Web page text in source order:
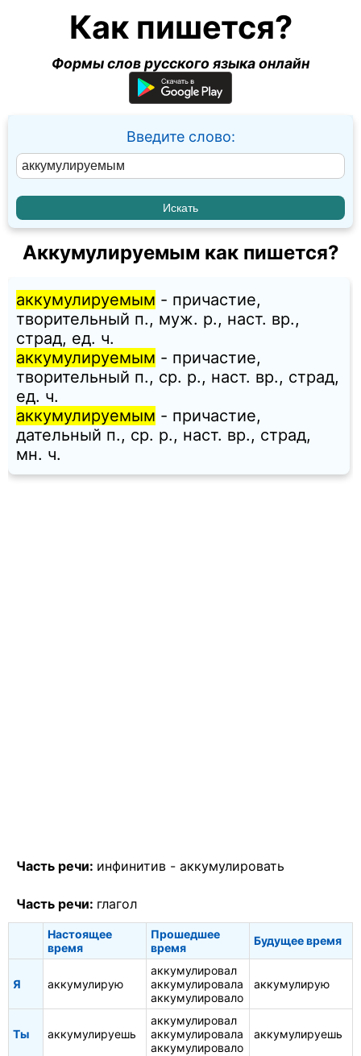
Как пишется?
Формы слов русского языка онлайн
Введите слово:
Аккумулируемым как пишется?
аккумулируемым - причастие,
творительный п., муж. p., наст. вр.,
страд, ед. ч.
аккумулируемым - причастие,
творительный п., ср. p., наст. вр., страд,
ед. ч.
аккумулируемым - причастие,
дательный п., ср. p., наст. вр., страд,
мн. ч.
Часть речи: инфинитив - аккумулировать
Часть речи: глагол
Настоящее
время
Прошедшее
время
Будущее время
Я аккумулирую
аккумулировал
аккумулировала
аккумулировало
аккумулирую
Ты аккумулируешь
аккумулировал
аккумулировала
аккумулировало
аккумулируешь